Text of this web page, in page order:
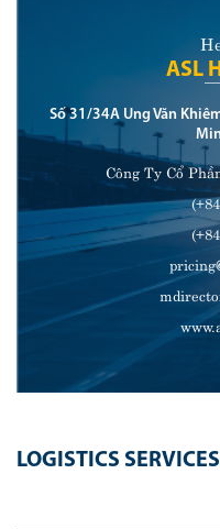
ASL
Số 31/34A Ung Văn
Công Ty Cổ
LOGISTICS SERVICES